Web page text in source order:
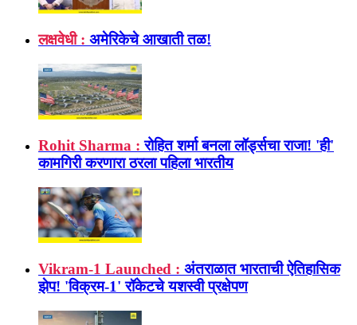
लक्षवेधी : अमेरिकेचे आखाती तळ!
Rohit Sharma : रोहित शर्मा बनला लॉर्ड्सचा राजा! 'ही'
कामगिरी करणारा ठरला पहिला भारतीय
Vikram-1 Launched : अंतराळात भारताची ऐतिहासिक
झेप! 'विक्रम-1' रॉकेटचे यशस्वी प्रक्षेपण